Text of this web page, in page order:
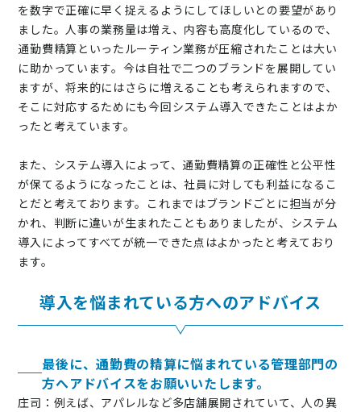
を数字で正確に早く捉えるようにしてほしいとの要望があり
ました。人事の業務量は増え、内容も高度化しているので、
通勤費精算といったルーティン業務が圧縮されたことは大い
に助かっています。今は自社で二つのブランドを展開してい
ますが、将来的にはさらに増えることも考えられますので、
そこに対応するためにも今回システム導入できたことはよか
ったと考えています。
また、システム導入によって、通勤費精算の正確性と公平性
が保てるようになったことは、社員に対しても利益になるこ
とだと考えております。これまではブランドごとに担当が分
かれ、判断に違いが生まれたこともありましたが、システム
導入によってすべてが統一できた点はよかったと考えており
ます。
導入を悩まれている方へのアドバイス
最後に、通勤費の精算に悩まれている管理部門の
方へアドバイスをお願いいたします。
庄司：例えば、アパレルなど多店舗展開されていて、人の異